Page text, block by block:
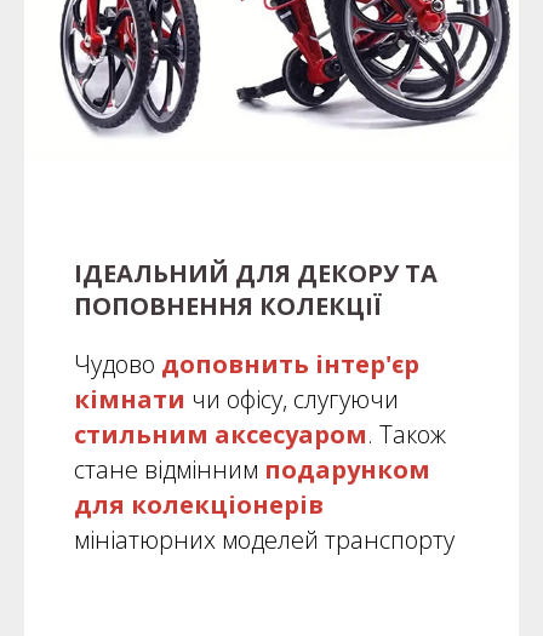
ІДЕАЛЬНИЙ ДЛЯ ДЕКОРУ ТА
ПОПОВНЕННЯ КОЛЕКЦІЇ
Чудово доповнить інтер'єр
кімнати чи офісу, слугуючи
стильним аксесуаром. Також
стане відмінним подарунком
для колекціонерів
мініатюрних моделей транспорту